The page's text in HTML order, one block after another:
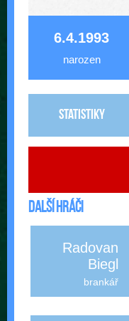
6.4.1993
narozen
Statistiky
Další hráči
Radovan
Biegl
brankář